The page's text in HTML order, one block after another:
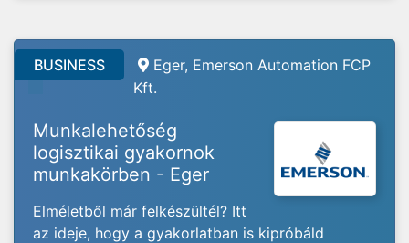
BUSINESS
Eger, Emerson Automation FCP
Kft.
Munkalehetőség
logisztikai gyakornok
munkakörben - Eger
Elméletből már felkészültél? Itt
az ideje, hogy a gyakorlatban is kipróbáld